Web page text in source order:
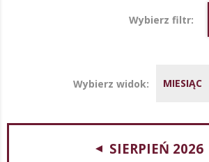
Wybierz filtr:
Wybierz widok: MIESIĄC
SIERPIEŃ 2026